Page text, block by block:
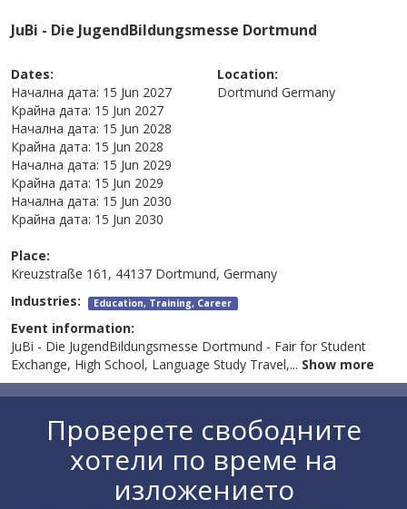
JuBi - Die JugendBildungsmesse Dortmund
Dates:
Начална дата: 15 Jun 2027
Крайна дата: 15 Jun 2027
Начална дата: 15 Jun 2028
Крайна дата: 15 Jun 2028
Начална дата: 15 Jun 2029
Крайна дата: 15 Jun 2029
Начална дата: 15 Jun 2030
Крайна дата: 15 Jun 2030
Location:
Dortmund Germany
Place:
Kreuzstraße 161, 44137 Dortmund, Germany
Industries: Education, Training, Career
Event information:
JuBi - Die JugendBildungsmesse Dortmund - Fair for Student
Exchange, High School, Language Study Travel,... Show more
Проверете свободните
хотели по време на
изложението